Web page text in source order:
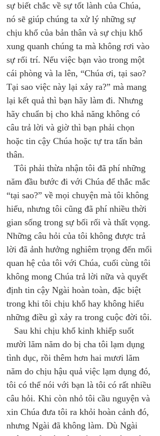
sự biết chắc về sự tốt lành của Chúa,
nó sẽ giúp chúng ta xử lý những sự
chịu khổ của bản thân và sự chịu khổ
xung quanh chúng ta mà không rơi vào
sự rối trí. Nếu việc bạn vào trong một
cái phòng và la lên, “Chúa ơi, tại sao?
Tại sao việc này lại xảy ra?” mà mang
lại kết quả thì bạn hãy làm đi. Nhưng
hãy chuẩn bị cho khả năng không có
câu trả lời và giờ thì bạn phải chọn
hoặc tin cậy Chúa hoặc tự tra tấn bản
thân.
Tôi phải thừa nhận tôi đã phí những
năm đầu bước đi với Chúa để thắc mắc
“tại sao?” về mọi chuyện mà tôi không
hiểu, nhưng tôi cũng đã phí nhiều thời
gian sống trong sự bối rối và thất vọng.
Những câu hỏi của tôi không được trả
lời đã ảnh hưởng nghiêm trọng đến mối
quan hệ của tôi với Chúa, cuối cùng tôi
không mong Chúa trả lời nữa và quyết
định tin cậy Ngài hoàn toàn, đặc biệt
trong khi tôi chịu khổ hay không hiểu
những điều gì xảy ra trong cuộc đời tôi.
Sau khi chịu khổ kinh khiếp suốt
mười lăm năm do bị cha tôi lạm dụng
tình dục, rồi thêm hơn hai mươi lăm
năm do chịu hậu quả việc lạm dụng đó,
tôi có thể nói với bạn là tôi có rất nhiều
câu hỏi. Khi còn nhỏ tôi cầu nguyện và
xin Chúa đưa tôi ra khỏi hoàn cảnh đó,
nhưng Ngài đã không làm. Dù Ngài